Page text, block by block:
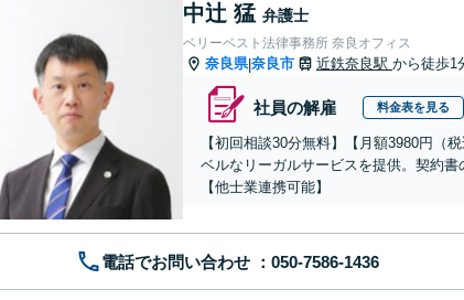
中辻 猛 弁護士
ベリーベスト法律事務所 奈良オフィス
奈良県|奈良市 近鉄奈良駅 から徒歩1
社員の解雇 料金表を見る
【初回相談30分無料】【月額3980円（
ベルなリーガルサービスを提供。契約
【他士業連携可能】
電話でお問い合わせ